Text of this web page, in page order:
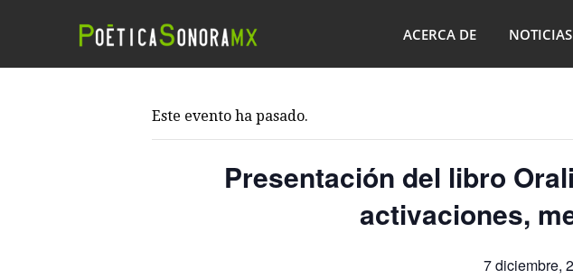
ACERCA DE NOTICIAS
Este evento ha pasado.
Presentación del libro
activaciones,
7 diciembre,